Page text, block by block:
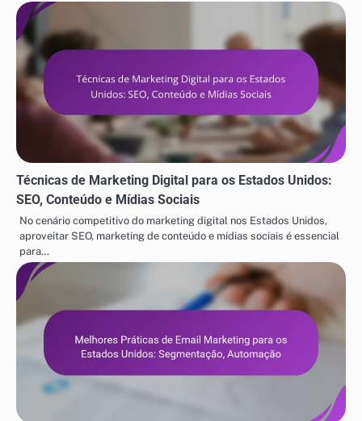
Técnicas de Marketing Digital para os Estados Unidos:
SEO, Conteúdo e Mídias Sociais
No cenário competitivo do marketing digital nos Estados Unidos,
aproveitar SEO, marketing de conteúdo e mídias sociais é essencial
para…